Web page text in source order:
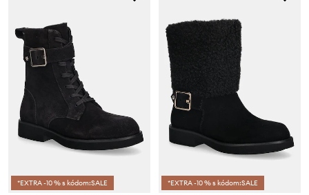
*EXTRA -10 % s kódom:SALE *EXTRA -10 % s kódom:SALE